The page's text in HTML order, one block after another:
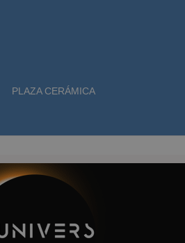
PLAZA CERÁMICA